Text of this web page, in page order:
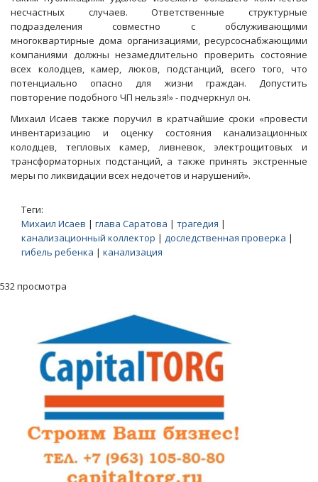
несчастных случаев. Ответственные структурные
подразделения совместно с обслуживающими
многоквартирные дома организациями, ресурсоснабжающими
компаниями должны незамедлительно проверить состояние
всех колодцев, камер, люков, подстанций, всего того, что
потенциально опасно для жизни граждан. Допустить
повторение подобного ЧП нельзя!» - подчеркнул он.
Михаил Исаев также поручил в кратчайшие сроки «провести
инвентаризацию и оценку состояния канализационных
колодцев, тепловых камер, ливневок, электрощитовых и
трансформаторных подстанций, а также принять экстренные
меры по ликвидации всех недочетов и нарушений».
Теги:
Михаил Исаев | глава Саратова | трагедия |
канализационный коллектор | доследственная проверка |
гибель ребенка | канализация
532 просмотра